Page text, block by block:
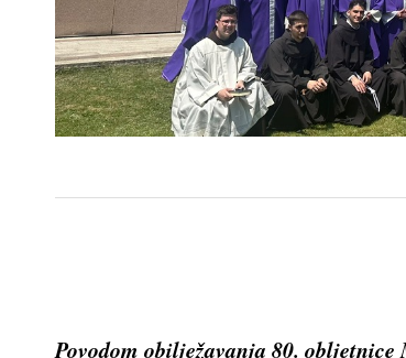
Povodom obilježavanja 80.